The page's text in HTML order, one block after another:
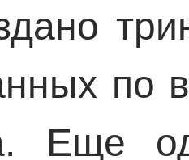
по
Еще